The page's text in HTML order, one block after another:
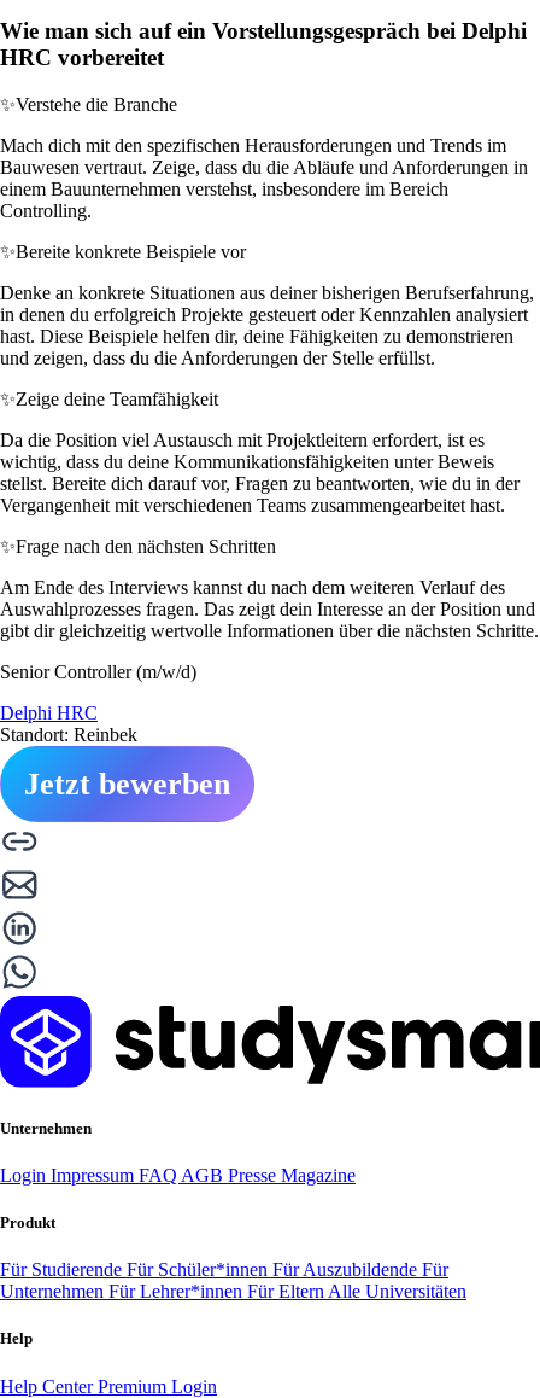
Wie man sich auf ein Vorstellungsgespräch bei Delphi
HRC vorbereitet
✨Verstehe die Branche
Mach dich mit den spezifischen Herausforderungen und Trends im
Bauwesen vertraut. Zeige, dass du die Abläufe und Anforderungen in
einem Bauunternehmen verstehst, insbesondere im Bereich
Controlling.
✨Bereite konkrete Beispiele vor
Denke an konkrete Situationen aus deiner bisherigen Berufserfahrung,
in denen du erfolgreich Projekte gesteuert oder Kennzahlen analysiert
hast. Diese Beispiele helfen dir, deine Fähigkeiten zu demonstrieren
und zeigen, dass du die Anforderungen der Stelle erfüllst.
✨Zeige deine Teamfähigkeit
Da die Position viel Austausch mit Projektleitern erfordert, ist es
wichtig, dass du deine Kommunikationsfähigkeiten unter Beweis
stellst. Bereite dich darauf vor, Fragen zu beantworten, wie du in der
Vergangenheit mit verschiedenen Teams zusammengearbeitet hast.
✨Frage nach den nächsten Schritten
Am Ende des Interviews kannst du nach dem weiteren Verlauf des
Auswahlprozesses fragen. Das zeigt dein Interesse an der Position und
gibt dir gleichzeitig wertvolle Informationen über die nächsten Schritte.
Senior Controller (m/w/d)
Delphi HRC
Standort: Reinbek
Jetzt bewerben
Unternehmen
Login Impressum FAQ AGB Presse Magazine
Produkt
Für Studierende Für Schüler*innen Für Auszubildende Für
Unternehmen Für Lehrer*innen Für Eltern Alle Universitäten
Help
Help CenterPremium Login